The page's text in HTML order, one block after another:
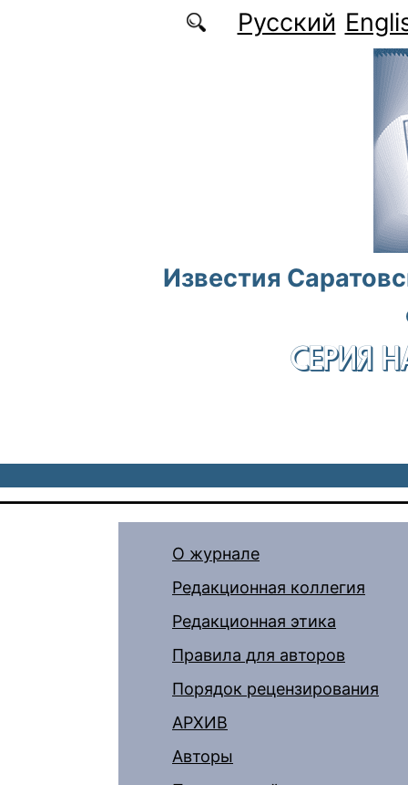
Перейти к основному содержаниюРусский
Известия
СЕРИЯ
О журнале
Редакционная коллегия
Редакционная этика
Правила для авторов
Порядок рецензирования
АРХИВ
Авторы